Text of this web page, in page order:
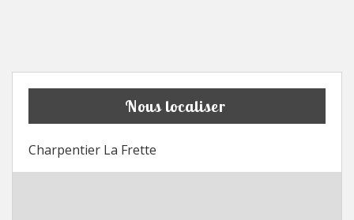
Nous localiser
Charpentier La Frette